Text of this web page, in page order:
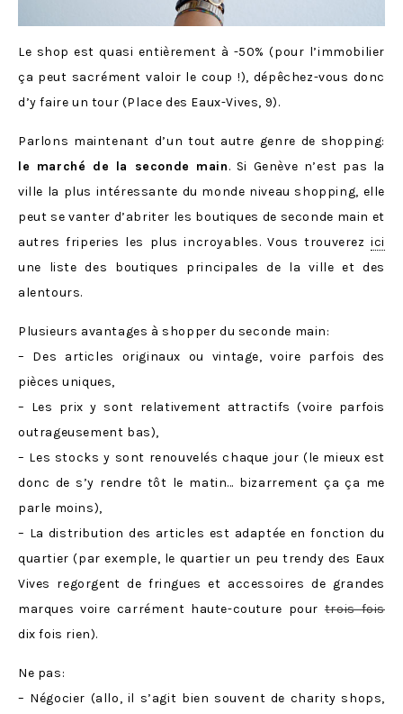
Le shop est quasi entièrement à -50% (pour l’immobilier
ça peut sacrément valoir le coup !), dépêchez-vous donc
d’y faire un tour (Place des Eaux-Vives, 9).
Parlons maintenant d’un tout autre genre de shopping:
le marché de la seconde main. Si Genève n’est pas la
ville la plus intéressante du monde niveau shopping, elle
peut se vanter d’abriter les boutiques de seconde main et
autres friperies les plus incroyables. Vous trouverezici
une liste des boutiques principales de la ville et des
alentours.
Plusieurs avantages à shopper du seconde main:
– Des articles originaux ou vintage, voire parfois des
pièces uniques,
– Les prix y sont relativement attractifs (voire parfois
outrageusement bas),
– Les stocks y sont renouvelés chaque jour (le mieux est
donc de s’y rendre tôt le matin… bizarrement ça ça me
parle moins),
– La distribution des articles est adaptée en fonction du
quartier (par exemple, le quartier un peu trendy des Eaux
Vives regorgent de fringues et accessoires de grandes
marques voire carrément haute-couture pourtrois fois
dix fois rien).
Ne pas:
– Négocier (allo, il s’agit bien souvent de charity shops,